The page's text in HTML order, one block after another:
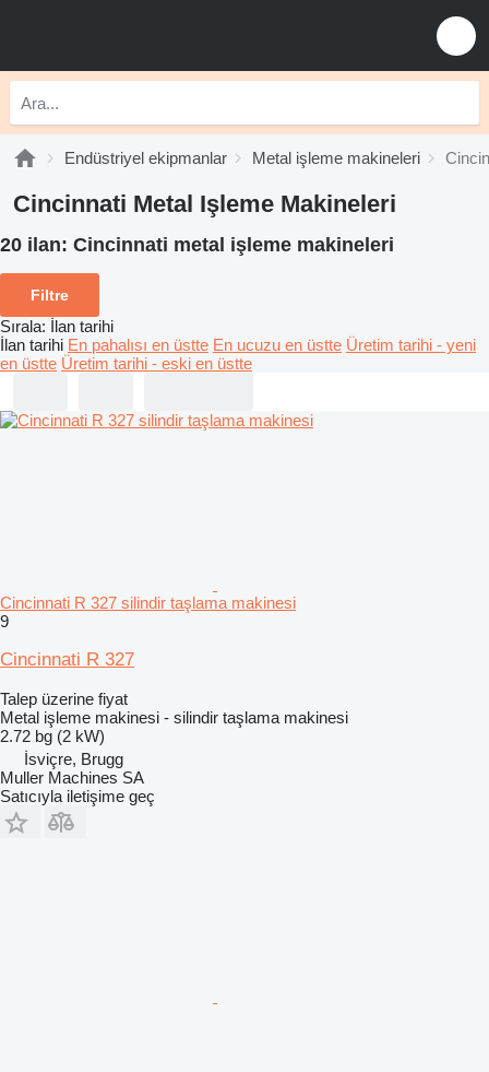
Endüstriyel ekipmanlar Metal işleme makineleri
Cincinnati Metal Işleme Makineleri
20 ilan: Cincinnati metal işleme makineleri
Filtre
Sırala: İlan tarihi
İlan tarihi En pahalısı en üstte En ucuzu en üstte Üretim tarihi - yeni
en üstte Üretim tarihi - eski en üstte
Cincinnati R 327 silindir taşlama makinesi
9
Cincinnati R 327
Talep üzerine fiyat
Metal işleme makinesi - silindir taşlama makinesi
2.72 bg (2 kW)
İsviçre, Brugg
Muller Machines SA
Satıcıyla iletişime geç